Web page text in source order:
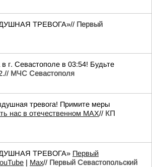
ТРЕВОГА»// Первый
г. Севастополе в 03:54! Будьте
МЧС Севастополя
тревога! Примите меры
нас в отечественном MAX// КП
ТРЕВОГА» Первый
| Max// Первый Севастопольский